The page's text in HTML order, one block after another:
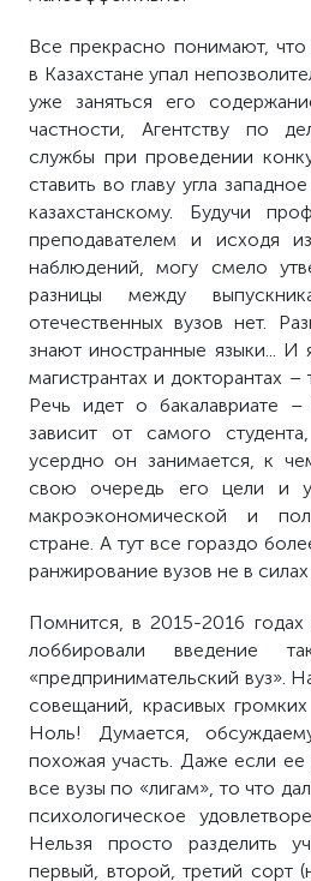
Все прекрасно понимают, что
в Казахстане упал
уже заняться его
частности, Агентству по
службы при проведении
ставить во главу угла
казахстанскому. Будучи
преподавателем и исходя
наблюдений, могу смело
разницы между
отечественных вузов нет.
знают иностранные языки...
магистрантах и докторантах –
Речь идет о бакалавриате
зависит от самого
усердно он занимается, к
свою очередь его цели и
макроэкономической и
стране. А тут все гораздо
ранжирование вузов не в
Помнится, в 2015-2016 годах
лоббировали введение
«предпринимательский вуз».
совещаний, красивых
Ноль! Думается,
похожая участь. Даже если ее
все вузы по «лигам», то что
психологическое
Нельзя просто разделить
первый, второй, третий сорт